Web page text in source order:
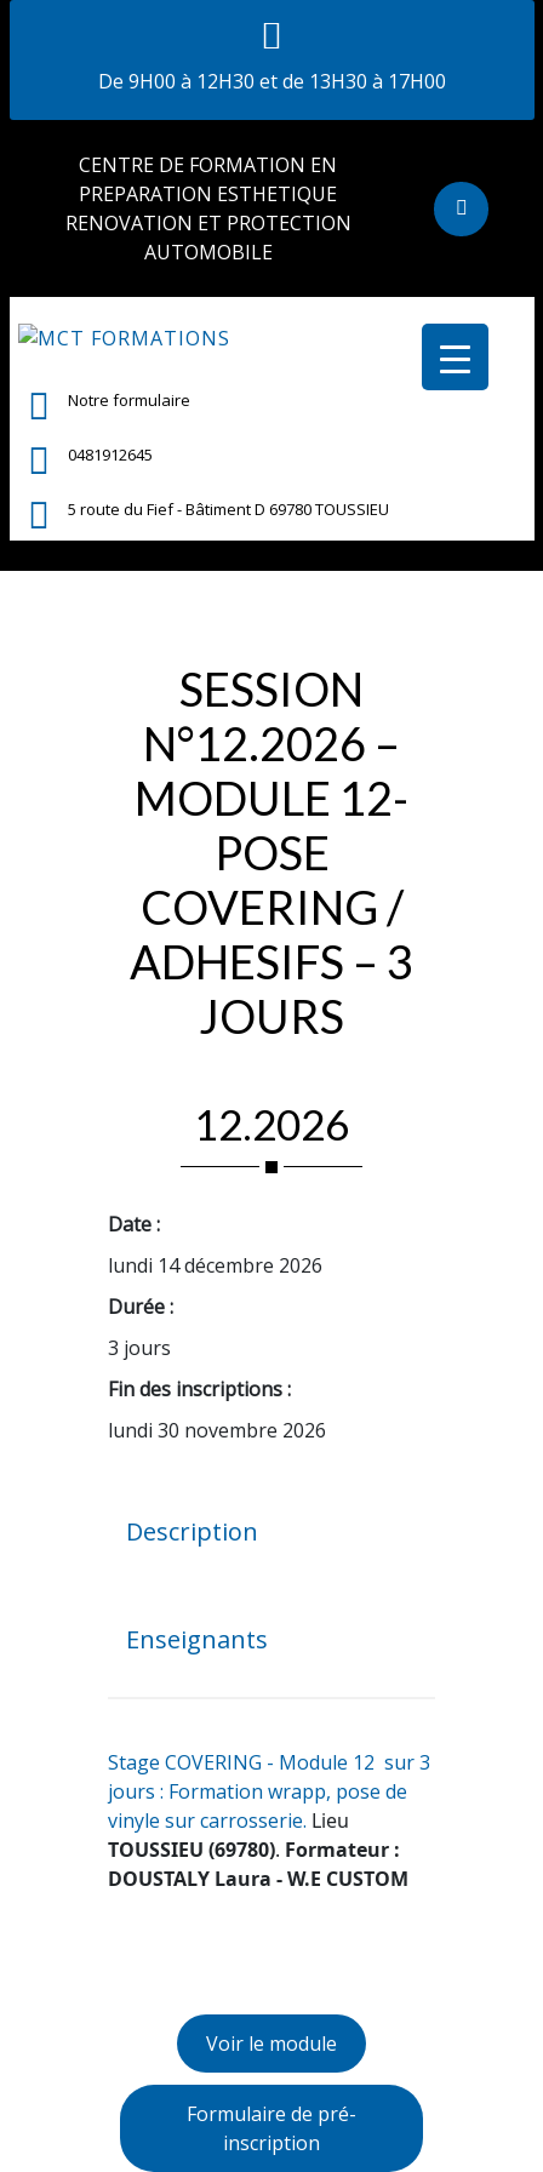
De 9H00 à 12H30 et de 13H30 à 17H00
CENTRE DE FORMATION EN
PREPARATION ESTHETIQUE
RENOVATION ET PROTECTION
AUTOMOBILE
Notre formulaire
0481912645
5 route du Fief - Bâtiment D 69780 TOUSSIEU
SESSION
N°12.2026 –
MODULE 12-
POSE
COVERING /
ADHESIFS – 3
JOURS
12.2026
Date :
lundi 14 décembre 2026
Durée :
3 jours
Fin des inscriptions :
lundi 30 novembre 2026
Description
Enseignants
Stage COVERING - Module 12 sur 3
jours : Formation wrapp, pose de
vinyle sur carrosserie. Lieu
TOUSSIEU (69780). Formateur :
DOUSTALY Laura - W.E CUSTOM
Voir le module
Formulaire de pré-
inscription